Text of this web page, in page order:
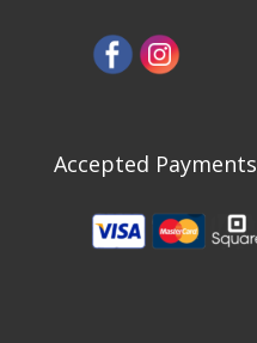
Accepted Payments